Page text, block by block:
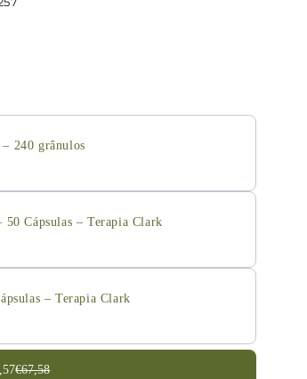
240 grânulos
Cápsulas – Terapia Clark
– Terapia Clark
€67,58